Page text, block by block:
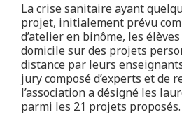
La crise sanitaire ayant
projet, initialement prévu
d’atelier en binôme, les
domicile sur des projets
distance par leurs
jury composé d’experts et de
l’association a désigné les
parmi les 21 projets proposés.